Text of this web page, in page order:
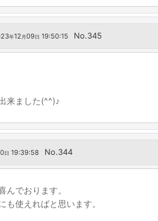
年12 月09 日 19:50:15 No.345
来ました(^^)♪
日 19:39:58 No.344
んでおります。
使えればと思います。